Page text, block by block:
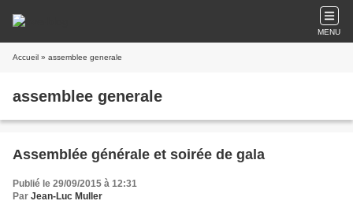
MENU
Accueil » assemblee generale
assemblee generale
Assemblée générale et soirée de gala
Publié le 29/09/2015 à 12:31
Par Jean-Luc Muller